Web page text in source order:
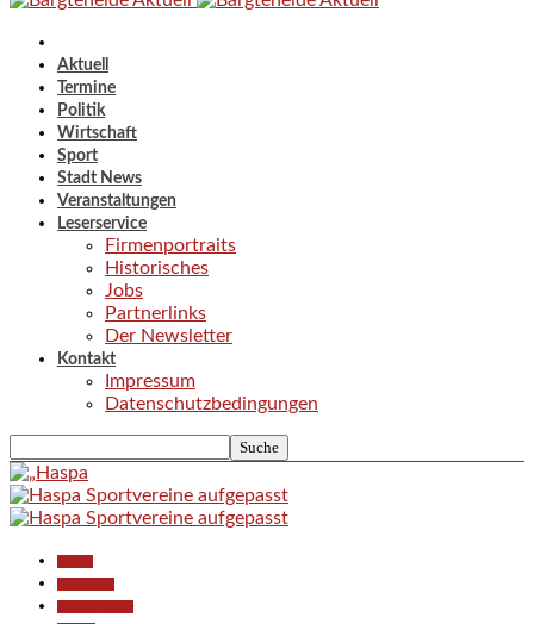
Aktuell
Termine
Politik
Wirtschaft
Sport
Stadt News
Veranstaltungen
Leserservice
Firmenportraits
Historisches
Jobs
Partnerlinks
Der Newsletter
Kontakt
Impressum
Datenschutzbedingungen